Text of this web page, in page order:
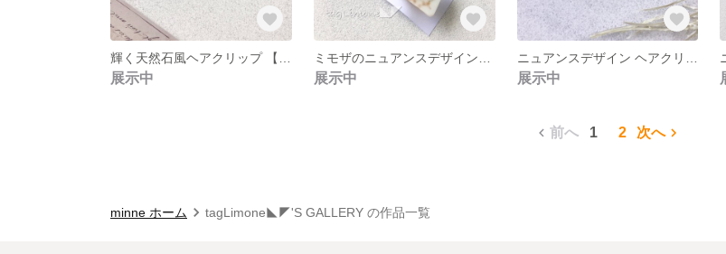
展示中 展示中 展示中
前へ 1 2 次へ
minne ホーム tagLimone◣◤'S GALLERY の作品一覧